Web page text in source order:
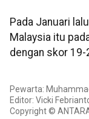
Pada Januari
Malaysia itu
dengan skor 19-
Pewarta:
Editor: Vicki
Copyright ©